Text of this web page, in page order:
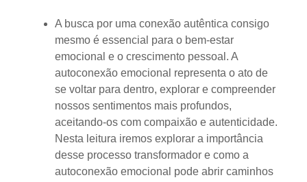
A busca por uma conexão autêntica consigo
mesmo é essencial para o bem-estar
emocional e o crescimento pessoal. A
autoconexão emocional representa o ato de
se voltar para dentro, explorar e compreender
nossos sentimentos mais profundos,
aceitando-os com compaixão e autenticidade.
Nesta leitura iremos explorar a importância
desse processo transformador e como a
autoconexão emocional pode abrir caminhos